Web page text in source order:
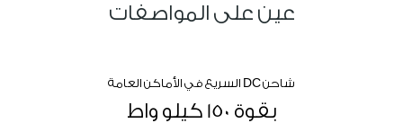
عين على المواصفات
​شاحن DC السريع في الأماكن العامة
بقوة 150 كيلو واط